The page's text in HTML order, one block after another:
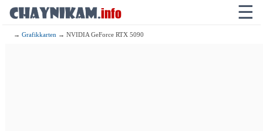
☰
→Grafikkarten → NVIDIA GeForce RTX 5090